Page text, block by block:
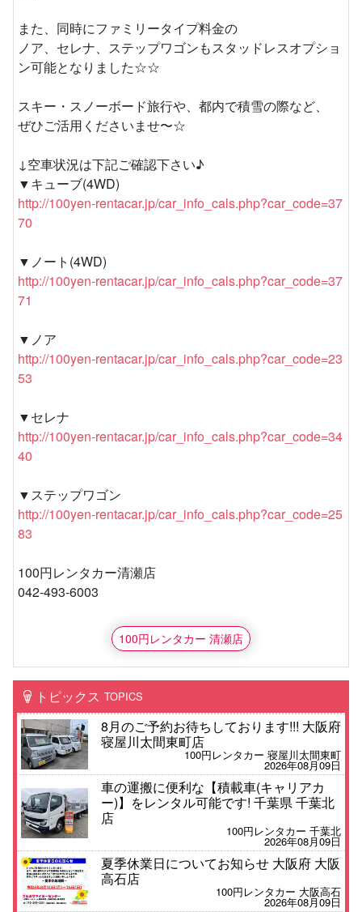
また、同時にファミリータイプ料金の
ノア、セレナ、ステップワゴンもスタッドレスオプショ
ン可能となりました☆☆
スキー・スノーボード旅行や、都内で積雪の際など、
ぜひご活用くださいませ〜☆
↓空車状況は下記ご確認下さい♪
▼キューブ(4WD)
http://100yen-rentacar.jp/car_info_cals.php?car_code=37
70
▼ノート(4WD)
http://100yen-rentacar.jp/car_info_cals.php?car_code=37
71
▼ノア
http://100yen-rentacar.jp/car_info_cals.php?car_code=23
53
▼セレナ
http://100yen-rentacar.jp/car_info_cals.php?car_code=34
40
▼ステップワゴン
http://100yen-rentacar.jp/car_info_cals.php?car_code=25
83
100円レンタカー清瀬店
042-493-6003
100円レンタカー 清瀬店
トピックス TOPICS
8月のご予約お待ちしております!!! 大阪府
寝屋川太間東町店
100円レンタカー 寝屋川太間東町
2026年08月09日
車の運搬に便利な【積載車(キャリアカ
ー)】をレンタル可能です! 千葉県 千葉北
店
100円レンタカー 千葉北
2026年08月09日
夏季休業日についてお知らせ 大阪府 大阪
高石店
100円レンタカー 大阪高石
2026年08月09日